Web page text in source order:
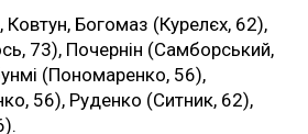
Ковтун, Богомаз (Курелєх, 62),
73), Почернін (Самборський,
(Пономаренко, 56),
56), Руденко (Ситник, 62),